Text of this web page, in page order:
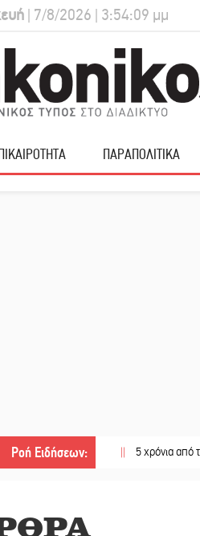
| 7/8/2026 | 3:54:10 μμ
ΠΑΡΑΠΟΛΙΤΙΚΑ
Ροή Ειδήσεων:
|| 5 χρόνια από την